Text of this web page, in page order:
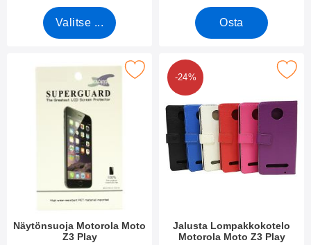
Valitse ... Osta
Näytönsuoja Motorola Moto
Z3 Play
näytönsuoja Motorola Moto Z3 Play suosikiksi
-24%
Jalusta Lompakkokotelo
Motorola Moto Z3 Play
Merkitse jalusta Lompakkokotelo